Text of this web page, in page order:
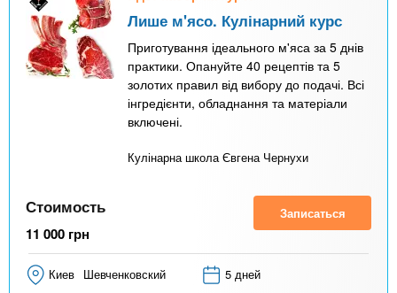
Лише м'ясо. Кулінарний курс
Приготування ідеального м'яса за 5 днів
практики. Опануйте 40 рецептів та 5
золотих правил від вибору до подачі. Всі
інгредієнти, обладнання та матеріали
включені.
Кулінарна школа Євгена Чернухи
Стоимость
11 000 грн
Записаться
Киев Шевченковский 5 дней